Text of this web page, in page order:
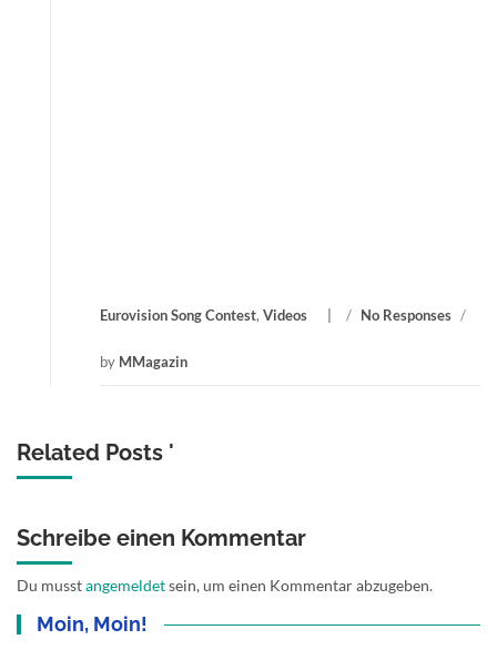
Eurovision Song Contest, Videos / No Responses /
by MMagazin
Related Posts '
Schreibe einen Kommentar
Du musstangemeldetsein, um einen Kommentar abzugeben.
Moin, Moin!